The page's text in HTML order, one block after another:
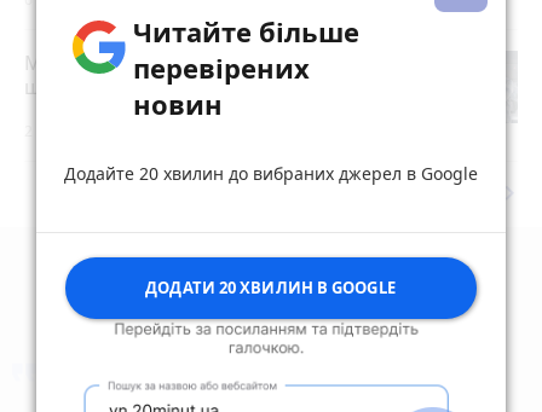
Ми й так сім'я: чи справді реєстрація
шлюбу нічого не змінює
Дивитись ще
Найчастішекоментують
Читайте більше
перевірених
новин
Додайте 20 хвилин до вибраних джерел в Google
ДОДАТИ 20 ХВИЛИН В GOOGLE